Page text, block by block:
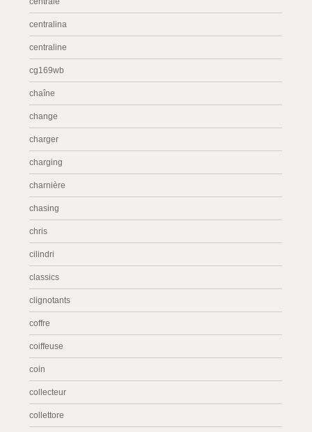
centralina
centraline
cg169wb
chaîne
change
charger
charging
charnière
chasing
chris
cilindri
classics
clignotants
coffre
coiffeuse
coin
collecteur
collettore